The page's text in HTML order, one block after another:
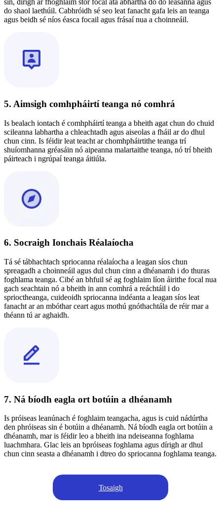
sin, dírigh ar fhoghlaim stór focal atá ábhartha do do leasanna agus
do shaol laethúil. Cabhróidh sé seo leat fanacht gafa leis an teanga
agus beidh sé níos éasca focail agus frásaí nua a choinneáil.
5. Aimsigh comhpháirtí teanga nó comhrá
Is bealach iontach é comhpháirtí teanga a bheith agat chun do chuid
scileanna labhartha a chleachtadh agus aiseolas a fháil ar do dhul
chun cinn. Is féidir leat teacht ar chomhpháirtithe teanga trí
shuíomhanna gréasáin nó aipeanna malartaithe teanga, nó trí bheith
páirteach i ngrúpaí teanga áitiúla.
6. Socraigh Ionchais Réalaíocha
Tá sé tábhachtach spriocanna réalaíocha a leagan síos chun
spreagadh a choinneáil agus dul chun cinn a dhéanamh i do thuras
foghlama teanga. Cibé an bhfuil sé ag foghlaim líon áirithe focal nua
gach seachtain nó a bheith in ann comhrá a reáchtáil i do
sprioctheanga, cuideoidh spriocanna indéanta a leagan síos leat
fanacht ar an mbóthar ceart agus mothú gnóthachtála de réir mar a
théann tú ar aghaidh.
7. Ná bíodh eagla ort botúin a dhéanamh
Is próiseas leanúnach é foghlaim teangacha, agus is cuid nádúrtha
den phróiseas sin é botúin a dhéanamh. Ná bíodh eagla ort botúin a
dhéanamh, mar is féidir leo a bheith ina ndeiseanna foghlama
luachmhara. Glac leis an bpróiseas foghlama agus dírigh ar dhul
chun cinn seasta a dhéanamh i dtreo do spriocanna foghlama teanga.
Tosaigh